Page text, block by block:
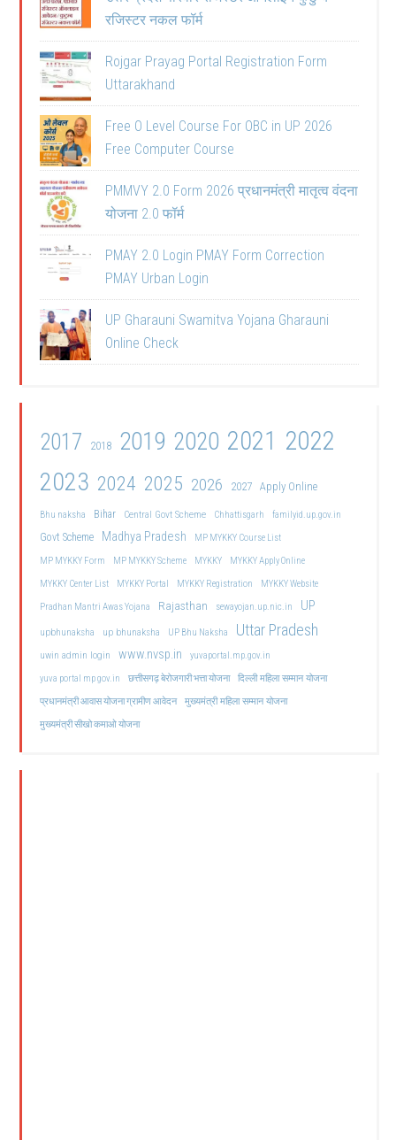
रजिस्टर नकल फॉर्म
Rojgar Prayag Portal Registration Form
Uttarakhand
Free O Level Course For OBC in UP 2026
Free Computer Course
PMMVY 2.0 Form 2026 प्रधानमंत्री मातृत्व वंदना
योजना 2.0 फॉर्म
PMAY 2.0 Login PMAY Form Correction
PMAY Urban Login
UP Gharauni Swamitva Yojana Gharauni
Online Check
2017 2018 2019 2020 2021 2022
2023 2024 2025 2026 2027 Apply Online
Bhu naksha Bihar Central Govt Scheme Chhattisgarh familyid.up.gov.in
Govt Scheme Madhya Pradesh
MP MYKKY Course List
MP MYKKY Form
MP MYKKY Scheme MYKKY
MYKKY Apply Online
MYKKY Center List
MYKKY Portal MYKKY Registration
MYKKY Website
Pradhan Mantri Awas Yojana
Rajasthan sewayojan.up.nic.in UP
upbhunaksha up bhunaksha UP Bhu Naksha Uttar Pradesh
uwin admin login www.nvsp.in
yuvaportal.mp.gov.in
yuva portal mp gov.in
छत्तीसगढ़ बेरोजगारी भत्ता योजना दिल्ली महिला सम्मान योजना
प्रधानमंत्री आवास योजना ग्रामीण आवेदन मुख्यमंत्री महिला सम्मान योजना
मुख्यमंत्री सीखो कमाओ योजना